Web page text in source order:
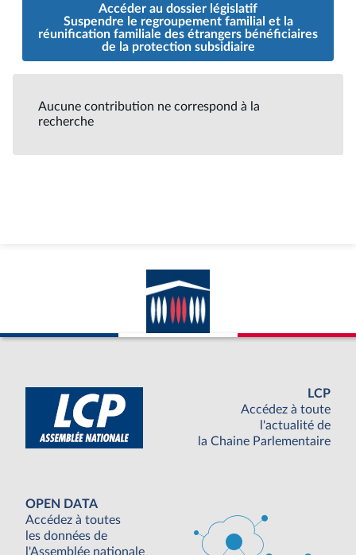
Accéder au dossier législatif
Suspendre le regroupement familial et la
réunification familiale des étrangers bénéficiaires
de la protection subsidiaire
Aucune contribution ne correspond à la
recherche
LCP
Accédez à toute
l'actualité de
la Chaine Parlementaire
OPEN DATA
Accédez à toutes
les données de
l'Assemblée nationale